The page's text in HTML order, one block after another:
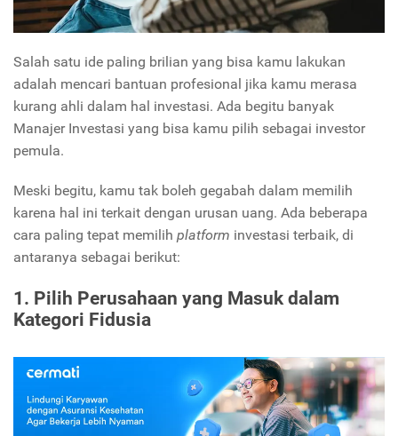
Salah satu ide paling brilian yang bisa kamu lakukan
adalah mencari bantuan profesional jika kamu merasa
kurang ahli dalam hal investasi. Ada begitu banyak
Manajer Investasi yang bisa kamu pilih sebagai investor
pemula.
Meski begitu, kamu tak boleh gegabah dalam memilih
karena hal ini terkait dengan urusan uang. Ada beberapa
cara paling tepat memilih platform investasi terbaik, di
antaranya sebagai berikut:
1. Pilih Perusahaan yang Masuk dalam
Kategori Fidusia